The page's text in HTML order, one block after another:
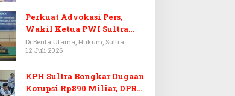
Perkuat Advokasi Pers,
Wakil Ketua PWI Sultra
Resmi Dilantik Menjadi
Advokat PERADI
Di Berita Utama, Hukum, Sultra
12 Juli 2026
KPH Sultra Bongkar Dugaan
Korupsi Rp890 Miliar, DPRD